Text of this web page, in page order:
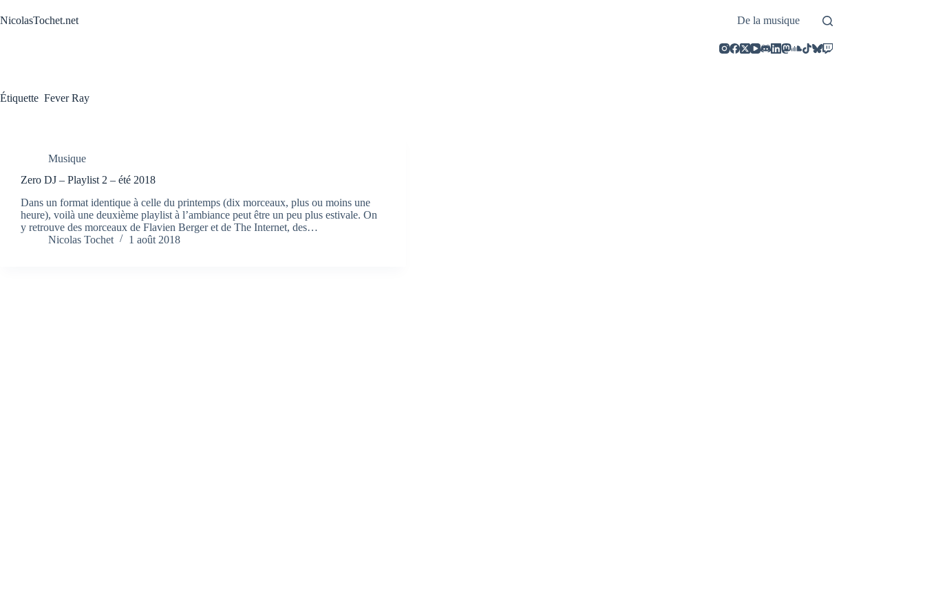
au
NicolasTochet.net De la musique
Étiquette Fever Ray
Musique
Zero DJ – Playlist 2 – été 2018
Dans un format identique à celle du printemps (dix morceaux, plus ou moins une
heure), voilà une deuxième playlist à l’ambiance peut être un peu plus estivale. On
y retrouve des morceaux de Flavien Berger et de The Internet, des…
Nicolas Tochet
1 août 2018